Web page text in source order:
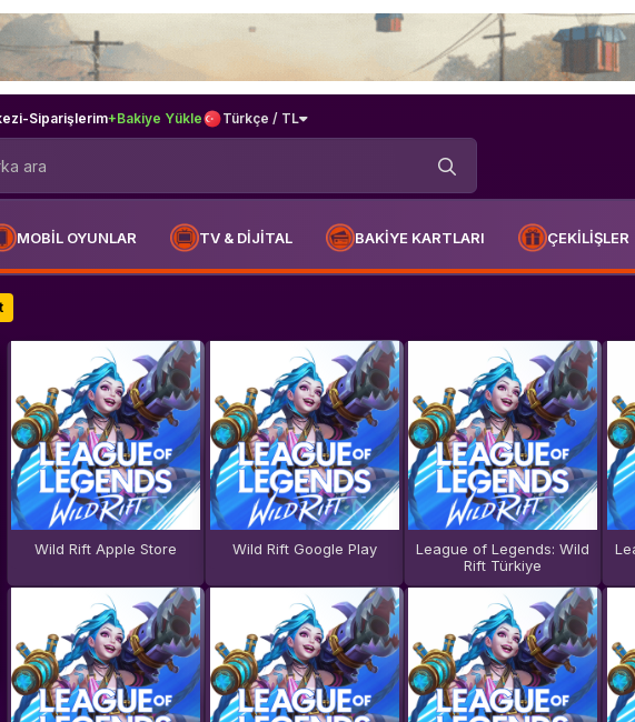
-Siparişlerim+Bakiye Yükle Türkçe / TL
MOBİL OYUNLAR TV & DİJİTAL BAKİYE KARTLARI ÇEKİLİŞLER
Wild Rift Apple Store Wild Rift Google Play
League of Legends: Wild
Rift Türkiye